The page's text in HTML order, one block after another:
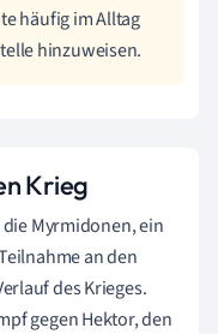
häufig im Alltag
hinzuweisen.
Krieg
Myrmidonen, ein
an den
des Krieges.
gegen Hektor, den